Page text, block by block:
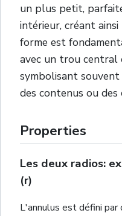
un plus petit,
intérieur, créant
forme est
avec un trou central
symbolisant souvent
des contenus ou des
Properties
Les deux radios:
(r)
L'annulus est défini par